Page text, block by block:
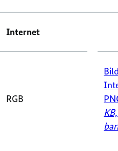
Internet
RGB
KB,